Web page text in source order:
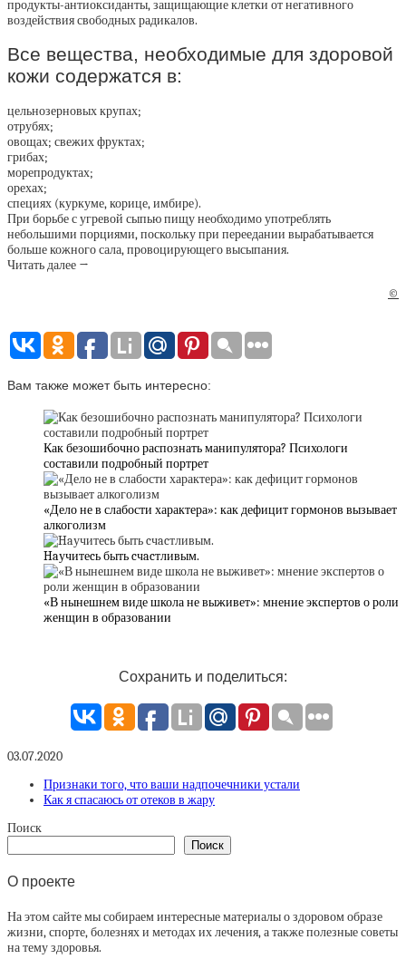
продукты-антиоксиданты, защищающие клетки от негативного
воздействия свободных радикалов.
Все вещества, необходимые для здоровой
кожи содержатся в:
цельнозерновых крупах;
отрубях;
овощах; свежих фруктах;
грибах;
морепродуктах;
орехах;
специях (куркуме, корице, имбире).
При борьбе с угревой сыпью пищу необходимо употреблять
небольшими порциями, поскольку при переедании вырабатывается
больше кожного сала, провоцирующего высыпания.
Читать далее →
©
Вам также может быть интересно:
Как безошибочно распознать манипулятора? Психологи
составили подробный портрет
«Дело не в слабости характера»: как дефицит гормонов вызывает
алкоголизм
Haучитеcь быть cчacтливым.
«В нынешнем виде школа не выживет»: мнение экспертов о роли
женщин в образовании
Сохранить и поделиться:
03.07.2020
Признаки того, что ваши надпочечники устали
Как я спасаюсь от отеков в жару
Поиск
Поиск
О проекте
На этом сайте мы собираем интересные материалы о здоровом образе
жизни, спорте, болезнях и методах их лечения, а также полезные советы
на тему здоровья.